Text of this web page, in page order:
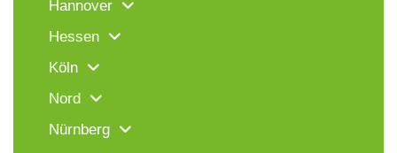
Hannover
Hessen
Köln
Nord
Nürnberg